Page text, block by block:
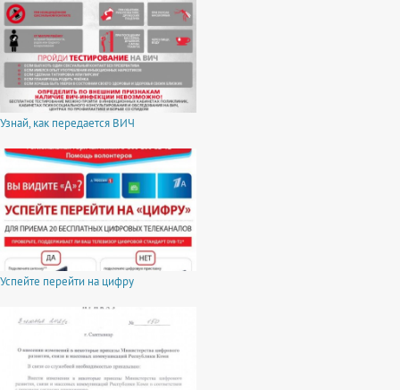
Узнай, как передается ВИЧ
Успейте перейти на цифру